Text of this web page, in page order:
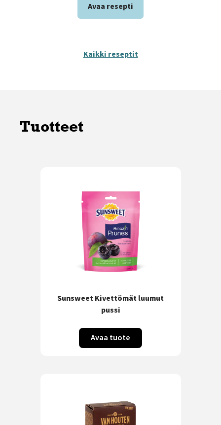
Avaa resepti
Kaikki reseptit
Tuotteet
Sunsweet Kivettömät luumut
pussi
Avaa tuote